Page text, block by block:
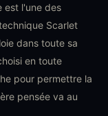
est l'une des
Scarlet
dans toute sa
en toute
pour permettre la
pensée va au